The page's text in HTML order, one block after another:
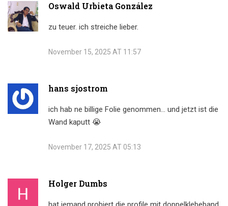
Oswald Urbieta González
zu teuer. ich streiche lieber.
November 15, 2025 AT 11:57
hans sjostrom
ich hab ne billige Folie genommen… und jetzt ist die
Wand kaputt 😭
November 17, 2025 AT 05:13
Holger Dumbs